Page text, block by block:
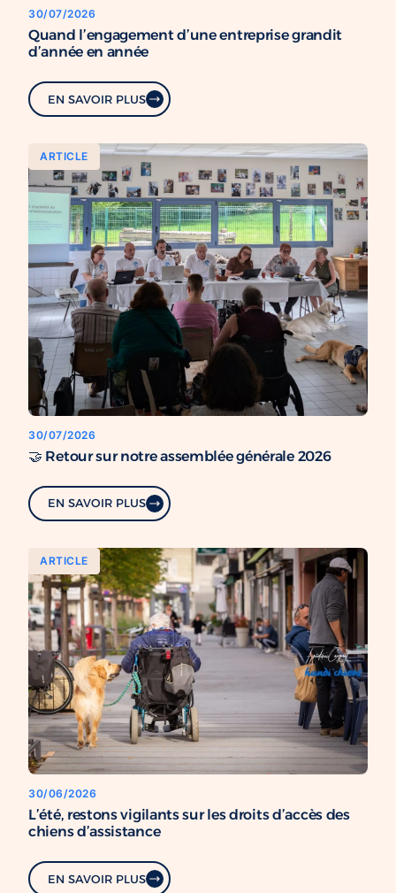
30/07/2026
Quand l’engagement d’une entreprise grandit
d’année en année
EN SAVOIR PLUS
ARTICLE
30/07/2026
🤝 Retour sur notre assemblée générale 2026
EN SAVOIR PLUS
ARTICLE
30/06/2026
L’été, restons vigilants sur les droits d’accès des
chiens d’assistance
EN SAVOIR PLUS